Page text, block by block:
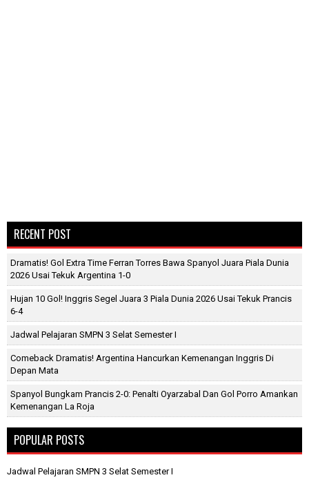
RECENT POST
Dramatis! Gol Extra Time Ferran Torres Bawa Spanyol Juara Piala Dunia
2026 Usai Tekuk Argentina 1-0
Hujan 10 Gol! Inggris Segel Juara 3 Piala Dunia 2026 Usai Tekuk Prancis
6-4
Jadwal Pelajaran SMPN 3 Selat Semester I
Comeback Dramatis! Argentina Hancurkan Kemenangan Inggris Di
Depan Mata
Spanyol Bungkam Prancis 2-0: Penalti Oyarzabal Dan Gol Porro Amankan
Kemenangan La Roja
POPULAR POSTS
Jadwal Pelajaran SMPN 3 Selat Semester I